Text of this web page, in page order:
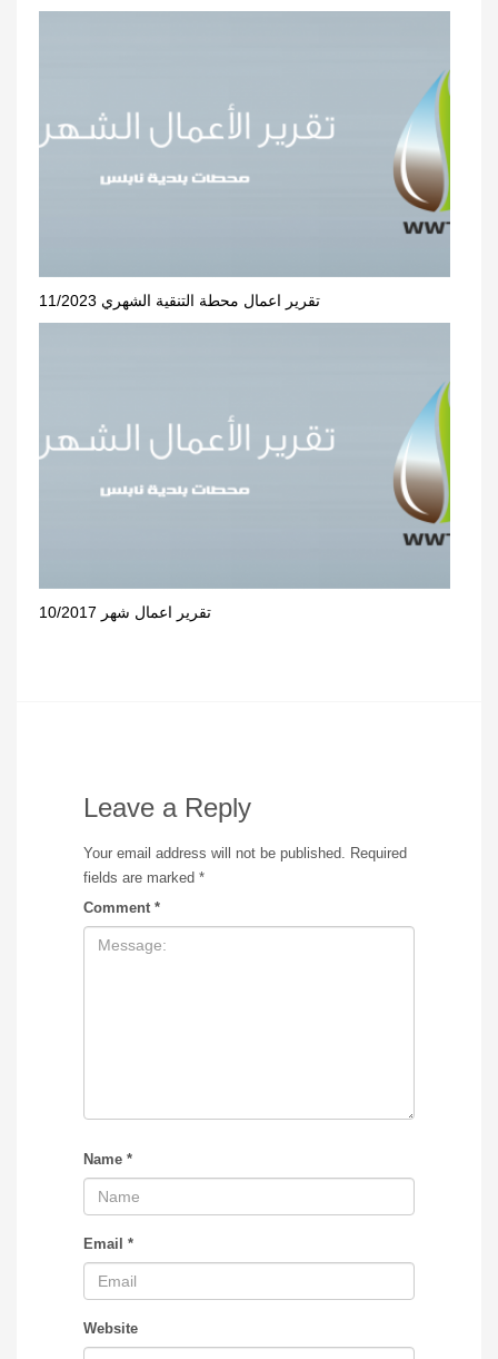
تقرير اعمال محطة التنقية الشهري 11/2023
تقرير اعمال شهر 10/2017
Leave a Reply
Your email address will not be published. Required
fields are marked *
Comment *
Name *
Email *
Website